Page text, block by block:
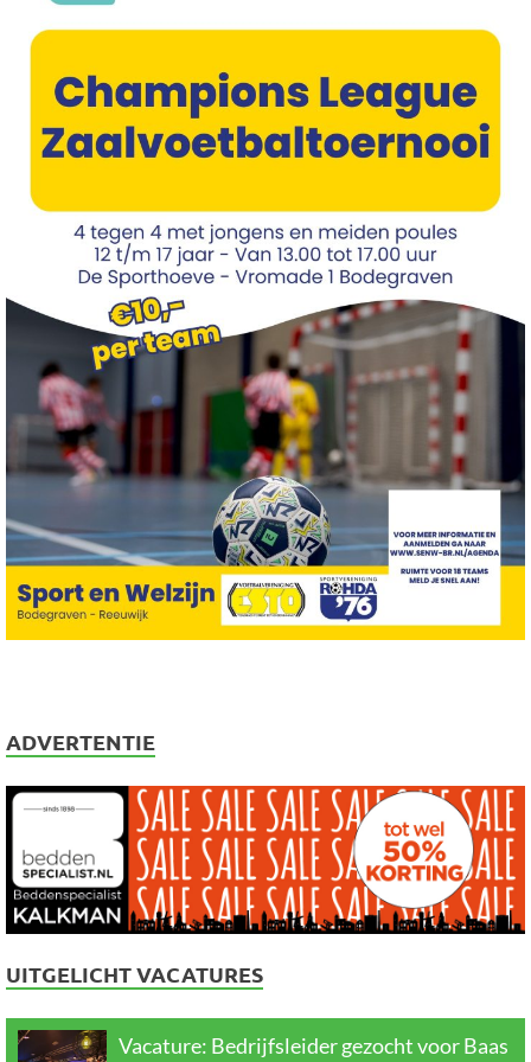
ADVERTENTIE
UITGELICHT VACATURES
Vacature: Bedrijfsleider gezocht voor Baas